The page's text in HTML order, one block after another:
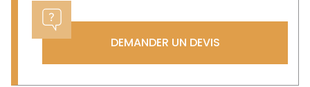
DEMANDER UN DEVIS